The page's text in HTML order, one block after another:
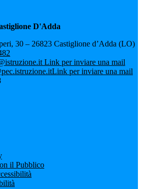
D'Adda
30 – 26823 Castiglione d’Adda (LO)
Link per inviare una mail
Link per inviare una mail
il Pubblico